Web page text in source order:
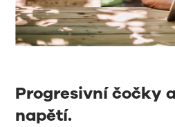
Progresivní čočky
napětí.